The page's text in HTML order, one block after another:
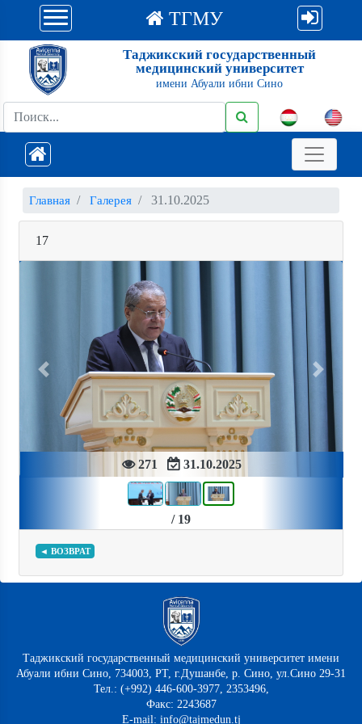
ТГМУ
Таджикский государственный
медицинский университет
имени Абуали ибни Сино
Главная Галерея 31.10.2025
17
271 31.10.2025
Previous Next
/ 19
◄ ВОЗВРАТ
Таджикский государственный медицинский университет имени
Абуали ибни Сино, 734003, РТ, г.Душанбе, р. Сино, ул.Сино 29-31
Тел.: (+992) 446-600-3977, 2353496,
Факс: 2243687
E-mail: info@tajmedun.tj